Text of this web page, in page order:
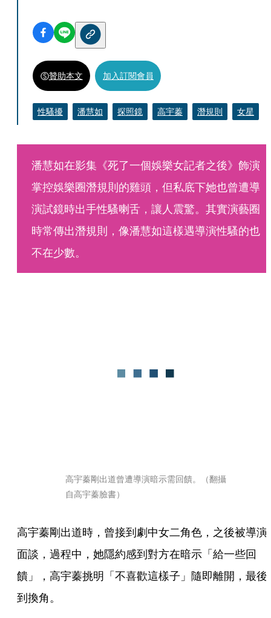
贊助本文 加入訂閱會員
性騷擾 潘慧如 探照鏡 高宇蓁 潛規則 女星
潘慧如在影集《死了一個娛樂女記者之後》飾演
掌控娛樂圈潛規則的雞頭，但私底下她也曾遭導
演試鏡時出手性騷喇舌，讓人震驚。其實演藝圈
時常傳出潛規則，像潘慧如這樣遇導演性騷的也
不在少數。
高宇蓁剛出道曾遭導演暗示需回饋。（翻攝
自高宇蓁臉書）
高宇蓁剛出道時，曾接到劇中女二角色，之後被導演
面談，過程中，她隱約感到對方在暗示「給一些回
饋」，高宇蓁挑明「不喜歡這樣子」隨即離開，最後
到換角。